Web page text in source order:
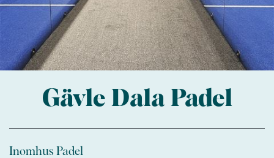
Gävle Dala Padel
Inomhus Padel